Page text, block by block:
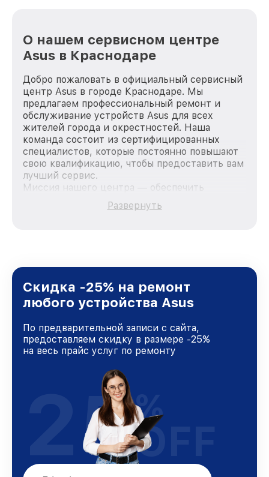
О нашем сервисном центре
Asus в Краснодаре
Добро пожаловать в официальный сервисный
центр Asus в городе Краснодаре. Мы
предлагаем профессиональный ремонт и
обслуживание устройств Asus для всех
жителей города и окрестностей. Наша
команда состоит из сертифицированных
специалистов, которые постоянно повышают
свою квалификацию, чтобы предоставить вам
лучший сервис.
Миссия нашего центра — обеспечить
качественный и доступный ремонт для
каждого пользователя продукции Asus, вне
Краснодаре, постоянно повышая уровень
доверия и лояльности наших клиентов.
Развернуть
Скидка -25% на ремонт
любого устройства Asus
По предварительной записи с сайта,
предоставляем скидку в размере -25%
на весь прайс услуг по ремонту
25%
OFF